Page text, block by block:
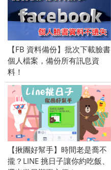
【FB 資料備份】批次下載臉書
個人檔案，備份所有訊息資
料！
【揪團好幫手】時間老是喬不
攏？LINE 挑日子讓你約吃飯、